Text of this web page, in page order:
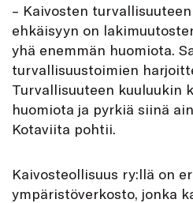
– Kaivosten
ehkäisyyn on
yhä enemmän huomiota.
turvallisuustoimien
Turvallisuuteen kuuluukin
huomiota ja pyrkiä siinä
Kotaviita pohtii.
Kaivosteollisuus ry:llä on
ympäristöverkosto, jonka